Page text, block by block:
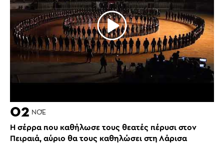
02 ΝΟΈ
Η σέρρα που καθήλωσε τους θεατές πέρυσι στον
Πειραιά, αύριο θα τους καθηλώσει στη Λάρισα